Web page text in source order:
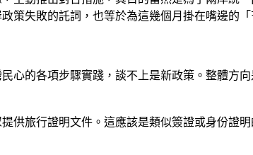
策失敗的託詞，也等於為這幾個月掛在嘴邊的「
心的各項步驟實踐，談不上是新政策。整體方
供旅行證明文件。這應該是類似簽證或身份證